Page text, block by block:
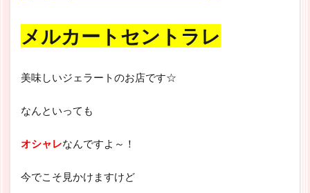
メルカートセントラレ
美味しいジェラートのお店です☆
なんといっても
オシャレなんですよ～！
今でこそ見かけますけど